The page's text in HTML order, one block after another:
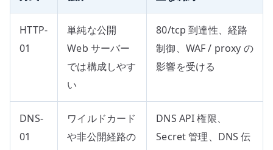
HTTP-
01
単純な公開
Web サーバー
では構成しやす
い
80/tcp 到達性、経路
制御、WAF / proxy の
影響を受ける
DNS-
01
ワイルドカード
や非公開経路の
DNS API 権限、
Secret 管理、DNS 伝